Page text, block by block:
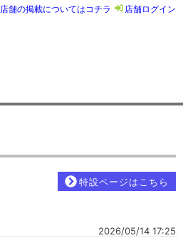
店舗の掲載についてはコチラ 店舗ログイン
特設ページはこちら
2026/05/14 17:25